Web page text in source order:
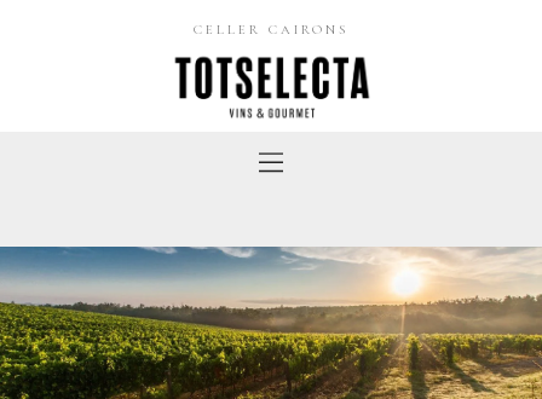
CELLER CAIRONS